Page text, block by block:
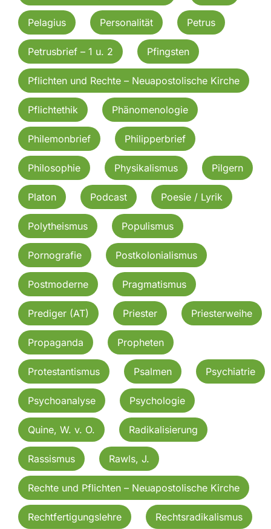
Pelagius Personalität Petrus
Petrusbrief – 1 u. 2 Pfingsten
Pflichten und Rechte – Neuapostolische Kirche
Pflichtethik Phänomenologie
Philemonbrief Philipperbrief
Philosophie Physikalismus Pilgern
Platon Podcast Poesie / Lyrik
Polytheismus Populismus
Pornografie Postkolonialismus
Postmoderne Pragmatismus
Prediger (AT) Priester Priesterweihe
Propaganda Propheten
Protestantismus Psalmen Psychiatrie
Psychoanalyse Psychologie
Quine, W. v. O. Radikalisierung
Rassismus Rawls, J.
Rechte und Pflichten – Neuapostolische Kirche
Rechtfertigungslehre Rechtsradikalismus